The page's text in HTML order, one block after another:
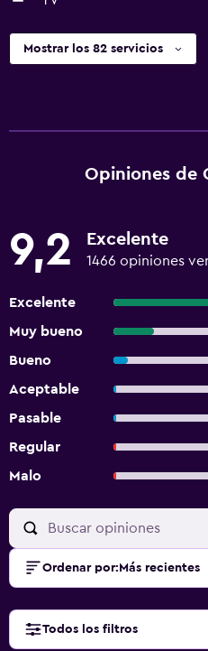
Mostrar los 82 servicios
Opiniones de
9,2 Excelente
1466 opiniones
Excelente
Muy bueno
Bueno
Aceptable
Pasable
Regular
Malo
Ordenar por: Más recientes
Todos los filtros